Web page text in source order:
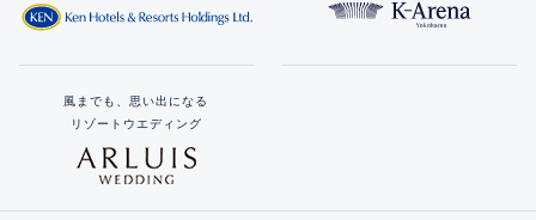
風までも、思い出になる
リゾートウエディング